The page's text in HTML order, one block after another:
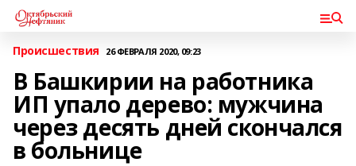
Происшествия 26 ФЕВРАЛЯ 2020, 09:23
В Башкирии на работника
ИП упало дерево: мужчина
через десять дней скончался
в больнице